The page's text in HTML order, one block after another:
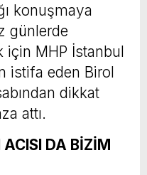
konuşmaya
günlerde
için MHP İstanbul
istifa eden Birol
dikkat
attı.
ACISI DA BİZİM